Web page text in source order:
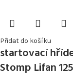
Přidat do košíku
startovací
Stomp Lifan 125